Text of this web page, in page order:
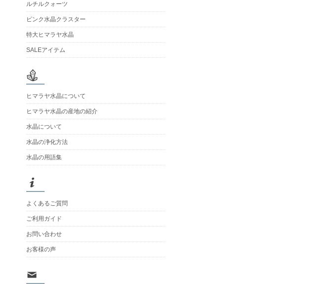
ルチルクォーツ
ピンク水晶クラスター
特大ヒマラヤ水晶
SALEアイテム
ヒマラヤ水晶について
ヒマラヤ水晶の産地の紹介
水晶について
水晶の浄化方法
水晶の用語集
よくあるご質問
ご利用ガイド
お問い合わせ
お客様の声